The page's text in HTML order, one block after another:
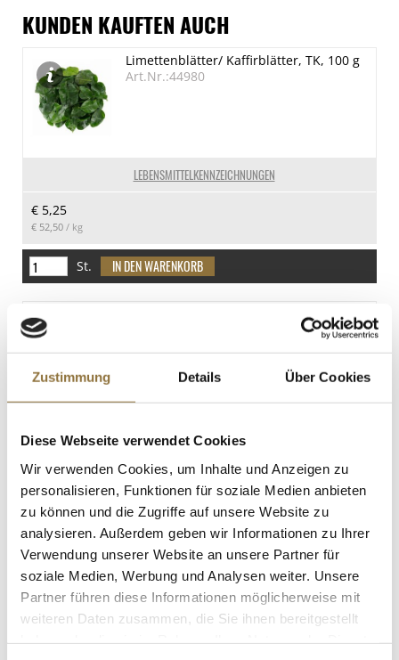
Zustimmung Details Über Cookies
Diese Webseite verwendet Cookies
Wir verwenden Cookies, um Inhalte und Anzeigen zu
personalisieren, Funktionen für soziale Medien anbieten
zu können und die Zugriffe auf unsere Website zu
analysieren. Außerdem geben wir Informationen zu Ihrer
Verwendung unserer Website an unsere Partner für
soziale Medien, Werbung und Analysen weiter. Unsere
Partner führen diese Informationen möglicherweise mit
weiteren Daten zusammen, die Sie ihnen bereitgestellt
je 100ml
Brennwert
1364 kJ/326 kcal
Fett
0 g
79.4 g
79.2 g
0 g
Salz
KUNDEN KAUFTEN AUCH
LEBENSMITTELKENNZEICHNUNGEN
Limettenblätter/ Kaffirblätter, TK, 100 g
Art.Nr.:44980
€ 5,25
€ 52,50 / kg
St.
Vakuum Siegelrand-Beutel, 200mm x
Produkt nur für Gastronomiekunden verfügbar.
Spritzbeutel, Einweg, 54,5cm lang, 30cm
Öffnung, 75µ, 100 St
Art.Nr.:13206